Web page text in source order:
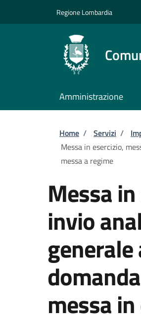
Regione Lombardia
Amministrazione
Briciole
Home / Servizi /
Messa in esercizio,
messa a regime
Messa
invio
messa